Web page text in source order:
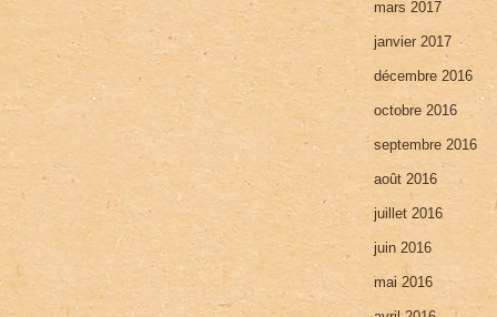
mars 2017
janvier 2017
décembre 2016
octobre 2016
septembre 2016
août 2016
juillet 2016
juin 2016
mai 2016